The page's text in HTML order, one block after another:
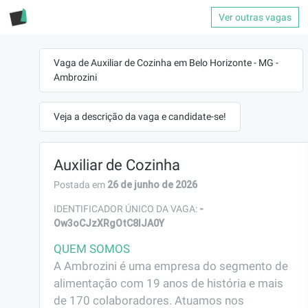
Ver outras vagas
Vaga de Auxiliar de Cozinha em Belo Horizonte - MG -
Ambrozini
Veja a descrição da vaga e candidate-se!
Auxiliar de Cozinha
Postada em 26 de junho de 2026
IDENTIFICADOR ÚNICO DA VAGA: -
Ow3oCJzXRgOtC8IJA0Y
QUEM SOMOS
A Ambrozini é uma empresa do segmento de
alimentação com 19 anos de história e mais
de 170 colaboradores. Atuamos nos